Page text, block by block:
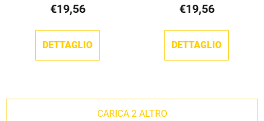
prodotto
5,0
€19,56
DETTAGLIO
€19,56
DETTAGLIO
CARICA 2 ALTRO